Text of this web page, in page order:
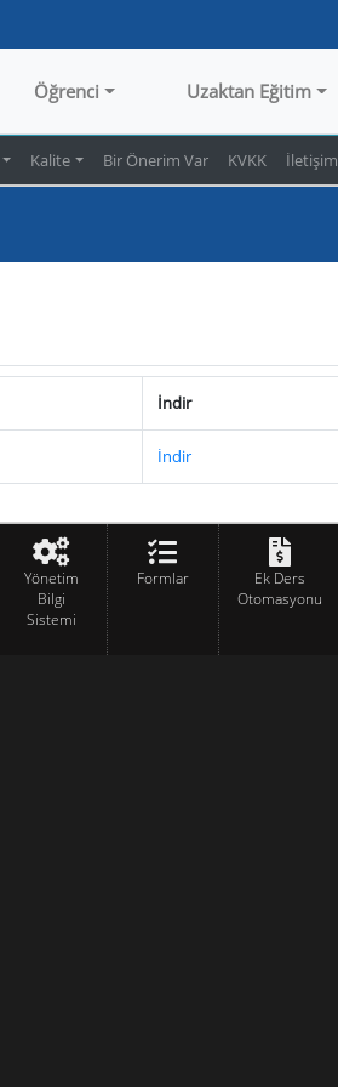
Öğrenci Uzaktan Eğitim
Kalite Bir Önerim Var KVKK İletişim
İndir
İndir
Yönetim
Bilgi
Sistemi
Formlar
Ek Ders
Otomasyonu